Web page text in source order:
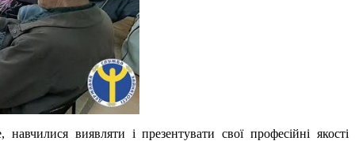
виявляти і презентувати свої професійні якості